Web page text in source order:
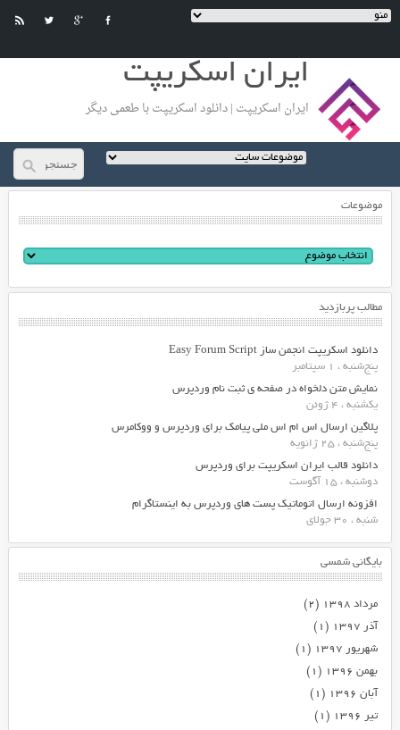
ایران اسکریپت
ایران اسکریپت | دانلود اسکریپت با طعمی دیگر
موضوعات
مطالب پربازدید
دانلود اسکریپت انجمن ساز Easy Forum Script
پنج‌شنبه ، 1 سپتامبر
نمایش متن دلخواه در صفحه ی ثبت نام وردپرس
یکشنبه ، 4 ژوئن
پلاگین ارسال اس ام اس ملی پیامک برای وردپرس و ووکامرس
پنج‌شنبه ، 25 ژانویه
دانلود قالب ایران اسکریپت برای وردپرس
دوشنبه ، 15 آگوست
افزونه ارسال اتوماتیک پست های وردپرس به اینستاگرام
شنبه ، 30 جولای
بایگانی شمسی
مرداد ۱۳۹۸
(۲)
آذر ۱۳۹۷
(۱)
شهریور ۱۳۹۷
(۱)
بهمن ۱۳۹۶
(۱)
آبان ۱۳۹۶
(۱)
تیر ۱۳۹۶
(۱)